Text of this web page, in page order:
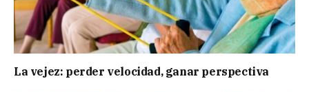
La vejez: perder velocidad, ganar perspectiva